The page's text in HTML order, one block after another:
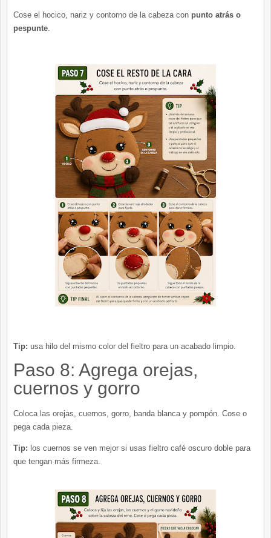
Cose el hocico, nariz y contorno de la cabeza con punto atrás o
pespunte
Tip: usa hilo del mismo color del fieltro para un acabado limpio.
Paso 8: Agrega orejas,
cuernos y gorro
Coloca las orejas, cuernos, gorro, banda blanca y pompón. Cose o
pega cada pieza.
Tip: los cuernos se ven mejor si usas fieltro café oscuro doble para
que tengan más firmeza.